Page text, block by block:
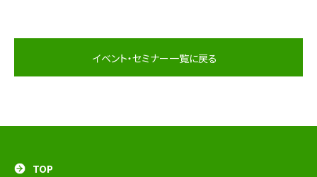
イベント・セミナー一覧に戻る
TOP